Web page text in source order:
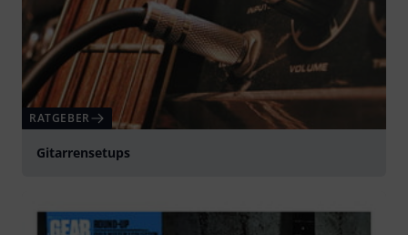
RATGEBER
Gitarrensetups